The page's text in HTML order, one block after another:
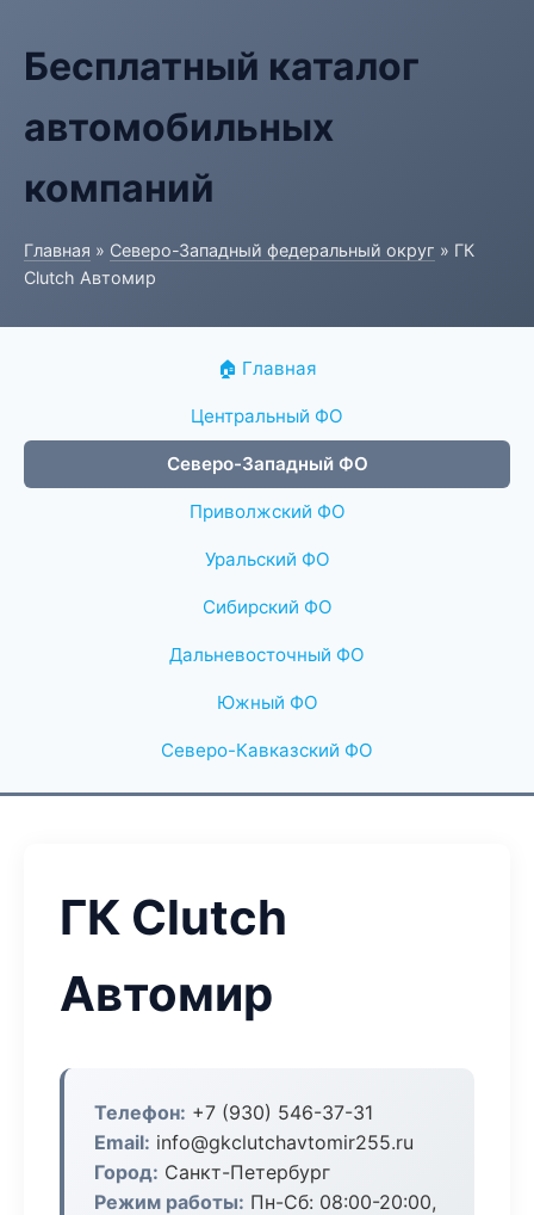
Бесплатный каталог
автомобильных
компаний
Главная » Северо-Западный федеральный округ » ГК
Clutch Автомир
🏠 Главная
Центральный ФО
Северо-Западный ФО
Приволжский ФО
Уральский ФО
Сибирский ФО
Дальневосточный ФО
Южный ФО
Северо-Кавказский ФО
ГК Clutch
Автомир
Телефон: +7 (930) 546-37-31
Email: info@gkclutchavtomir255.ru
Город: Санкт-Петербург
Режим работы: Пн-Сб: 08:00-20:00,